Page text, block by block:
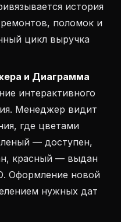
история
поломок и
цикл выручка
и Диаграмма
интерактивного
Менеджер видит
где цветами
— доступен,
красный — выдан
Оформление новой
нужных дат